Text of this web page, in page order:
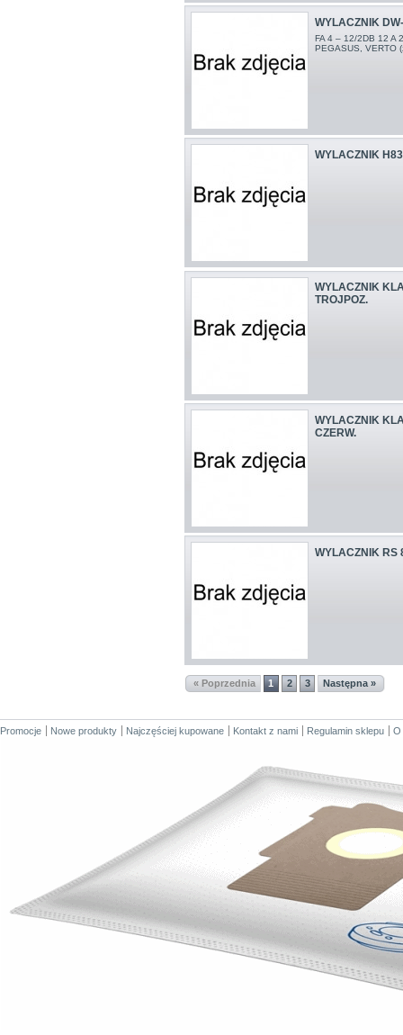
WYLACZNIK
FA 4 – 12/2DB 12 A
PEGASUS, VERTO
WYLACZNIK
WYLACZNIK
TROJPOZ.
WYLACZNIK
CZERW.
WYLACZNIK RS
« Poprzednia 1 2 3 Następna »
Promocje Nowe produkty Najczęściej kupowane Kontakt z nami Regulamin sklepu O